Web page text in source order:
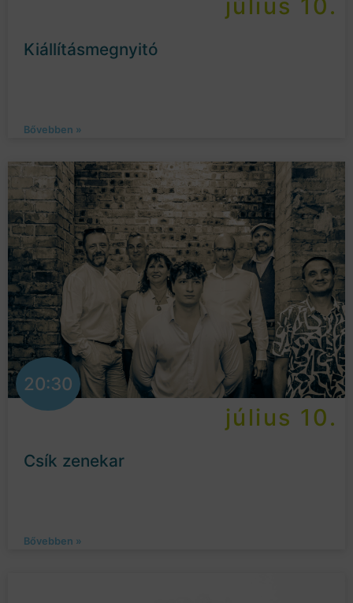
július 10.
Kiállításmegnyitó
Bővebben »
20:30
július 10.
Csík zenekar
Bővebben »